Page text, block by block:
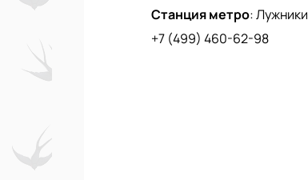
Станция метро:Лужники
+7 (499) 460-62-98